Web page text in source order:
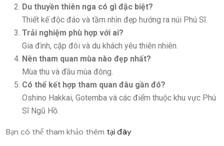
Du thuyền thiên nga có gì đặc biệt?
Thiết kế độc đáo và tầm nhìn đẹp hướng ra núi Phú Sĩ.
Trải nghiệm phù hợp với ai?
Gia đình, cặp đôi và du khách yêu thiên nhiên.
Nên tham quan mùa nào đẹp nhất?
Mùa thu và đầu mùa đông.
Có thể kết hợp tham quan đâu gần đó?
Oshino Hakkai, Gotemba và các điểm thuộc khu vực Phú
Sĩ Ngũ Hồ.
Bạn có thể tham khảo thêm tại đây